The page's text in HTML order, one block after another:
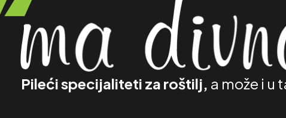
Pileći specijaliteti za roštilj, a može i u